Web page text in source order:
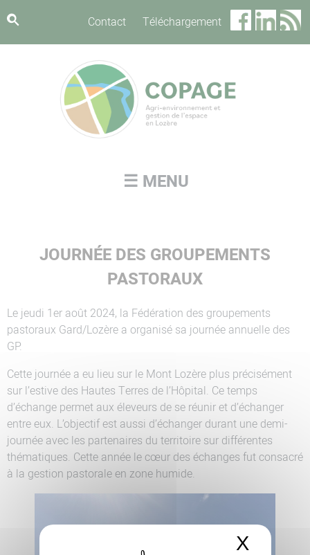
X
Contact Téléchargement
☰ MENU
JOURNÉE DES GROUPEMENTS
PASTORAUX
Le jeudi 1er août 2024, la Fédération des groupements
pastoraux Gard/Lozère a organisé sa journée annuelle des
GP.
Cette journée a eu lieu sur le Mont Lozère plus précisément
sur l’estive des Hautes Terres de l’Hôpital. Ce temps
d’échange permet aux éleveurs de se réunir et d’échanger
entre eux. L’objectif est aussi d’échanger durant une demi-
journée avec les partenaires du territoire sur différentes
thématiques. Cette année le cœur des échanges fut consacré
à la gestion pastorale en zone humide.